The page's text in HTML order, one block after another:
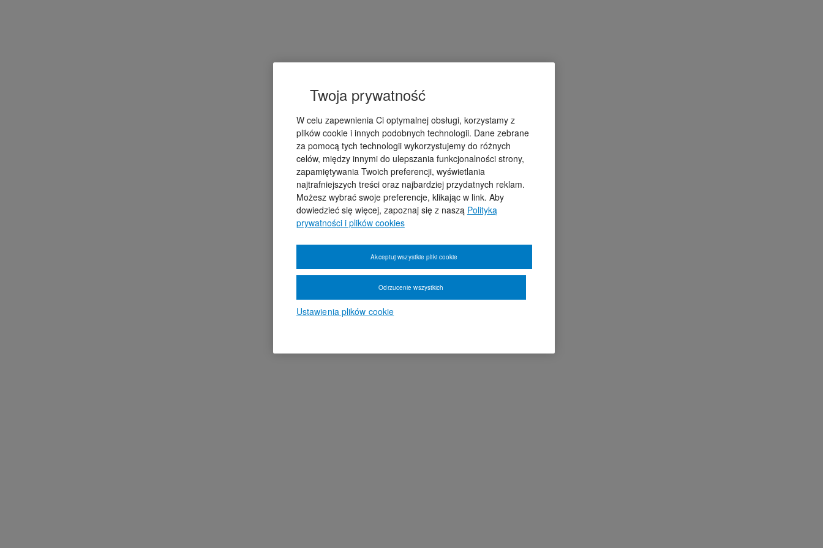
Twoja prywatność
W celu zapewnienia Ci optymalnej obsługi, korzystamy z
plików cookie i innych podobnych technologii. Dane zebrane
za pomocą tych technologii wykorzystujemy do różnych
celów, między innymi do ulepszania funkcjonalności strony,
zapamiętywania Twoich preferencji, wyświetlania
najtrafniejszych treści oraz najbardziej przydatnych reklam.
Możesz wybrać swoje preferencje, klikając w link. Aby
dowiedzieć się więcej, zapoznaj się z naszą Polityką
prywatności i plików cookies
Ustawienia plików cookie
Odrzucenie wszystkich
Akceptuj wszystkie pliki cookie